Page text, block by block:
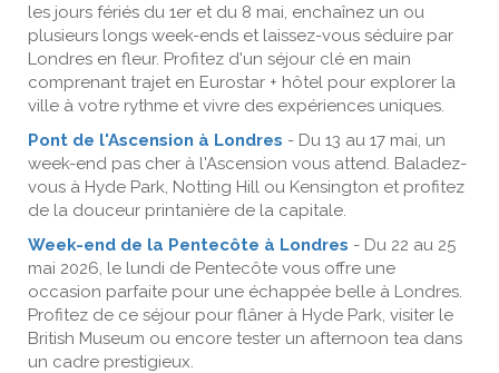
les jours fériés du 1er et du 8 mai, enchaînez un ou
plusieurs longs week-ends et laissez-vous séduire par
Londres en fleur. Profitez d'un séjour clé en main
comprenant trajet en Eurostar + hôtel pour explorer la
ville à votre rythme et vivre des expériences uniques.
Pont de l'Ascension à Londres - Du 13 au 17 mai, un
week-end pas cher à l'Ascension vous attend. Baladez-
vous à Hyde Park, Notting Hill ou Kensington et profitez
de la douceur printanière de la capitale.
Week-end de la Pentecôte à Londres - Du 22 au 25
mai 2026, le lundi de Pentecôte vous offre une
occasion parfaite pour une échappée belle à Londres.
Profitez de ce séjour pour flâner à Hyde Park, visiter le
British Museum ou encore tester un afternoon tea dans
un cadre prestigieux.